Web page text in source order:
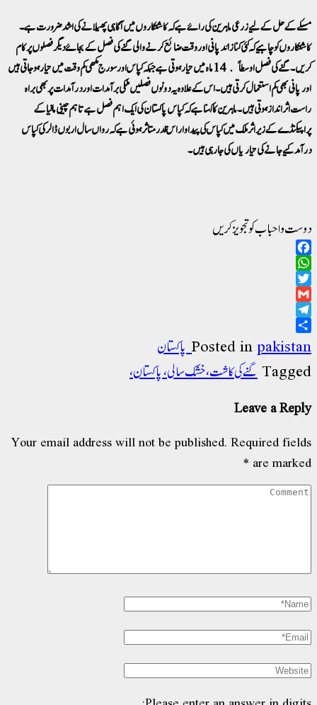
مسئلے کے حل کے لیے زرعی ماہرین کی رائے ہے کہ کاشتکاروں میں آگاہی پھیلانے کی اشد ضرورت ہے۔
کاشتکاروں کو چاہیے کہ کئی گنا زائد پانی اور وقت ضائع کرنے والی گنے کی فصل کے بجائے دیگر فصلوں پر کام
کریں۔ گنے کی فصل اوسطاً 14 ماہ میں تیار ہوتی ہے جبکہ کپاس اور سورج مکھی کم وقت میں تیار ہو جاتی ہیں
اور پانی بھی کم استعمال کرتی ہیں۔ اس کے علاوہ یہ دونوں فصلیں ملکی برآمدات اور درآمدات پر بھی براہ
راست اثر انداز ہوتی ہیں۔ ماہرین کا کہنا ہے کہ کپاس پاکستان کی ایک اہم فصل ہے تاہم چینی مافیا کے
پراپیگنڈے کے زیر اثر ملک میں کپاس کی پیداوار اس قدر متاثر ہوئی ہے کہ رواں سال اربوں ڈالر کی کپاس
درآمد کیے جانے کی تیاریاں کی جارہی ہیں۔
دوست و احباب کو تجویز کریں
Facebook
WhatsApp
Twitter
Gmail
Telegram
Share
Posted inpakistan پاکستان
Tagged گنے کی کاشت، خشک سالی، پاکستان،
Leave a Reply
Your email address will not be published. Required fields
are marked
*